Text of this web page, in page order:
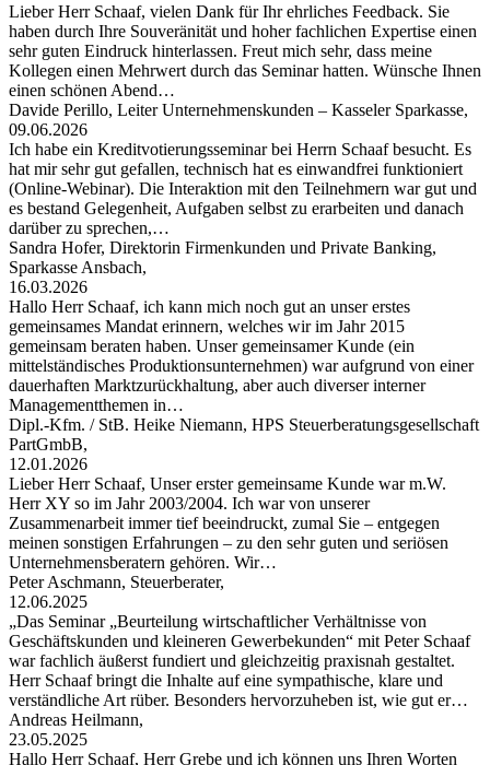
Lieber Herr Schaaf, vielen Dank für Ihr ehrliches Feedback. Sie
haben durch Ihre Souveränität und hoher fachlichen Expertise einen
sehr guten Eindruck hinterlassen. Freut mich sehr, dass meine
Kollegen einen Mehrwert durch das Seminar hatten. Wünsche Ihnen
einen schönen Abend…
Davide Perillo, Leiter Unternehmenskunden – Kasseler Sparkasse,
09.06.2026
Ich habe ein Kreditvotierungsseminar bei Herrn Schaaf besucht. Es
hat mir sehr gut gefallen, technisch hat es einwandfrei funktioniert
(Online-Webinar). Die Interaktion mit den Teilnehmern war gut und
es bestand Gelegenheit, Aufgaben selbst zu erarbeiten und danach
darüber zu sprechen,…
Sandra Hofer, Direktorin Firmenkunden und Private Banking,
Sparkasse Ansbach,
16.03.2026
Hallo Herr Schaaf, ich kann mich noch gut an unser erstes
gemeinsames Mandat erinnern, welches wir im Jahr 2015
gemeinsam beraten haben. Unser gemeinsamer Kunde (ein
mittelständisches Produktionsunternehmen) war aufgrund von einer
dauerhaften Marktzurückhaltung, aber auch diverser interner
Managementthemen in…
Dipl.-Kfm. / StB. Heike Niemann, HPS Steuerberatungsgesellschaft
PartGmbB,
12.01.2026
Lieber Herr Schaaf, Unser erster gemeinsame Kunde war m.W.
Herr XY so im Jahr 2003/2004. Ich war von unserer
Zusammenarbeit immer tief beeindruckt, zumal Sie – entgegen
meinen sonstigen Erfahrungen – zu den sehr guten und seriösen
Unternehmensberatern gehören. Wir…
Peter Aschmann, Steuerberater,
12.06.2025
„Das Seminar „Beurteilung wirtschaftlicher Verhältnisse von
Geschäftskunden und kleineren Gewerbekunden“ mit Peter Schaaf
war fachlich äußerst fundiert und gleichzeitig praxisnah gestaltet.
Herr Schaaf bringt die Inhalte auf eine sympathische, klare und
verständliche Art rüber. Besonders hervorzuheben ist, wie gut er…
Andreas Heilmann,
23.05.2025
Hallo Herr Schaaf, Herr Grebe und ich können uns Ihren Worten